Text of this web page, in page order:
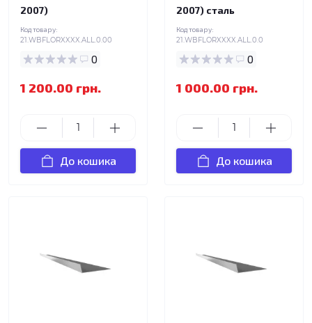
2007)
Код товару:
21.WBFLORXXXX.ALL.0.00
0
1 200.00 грн.
До кошика
2007) сталь
Код товару:
21.WBFLORXXXX.ALL.0.0
0
1 000.00 грн.
До кошика